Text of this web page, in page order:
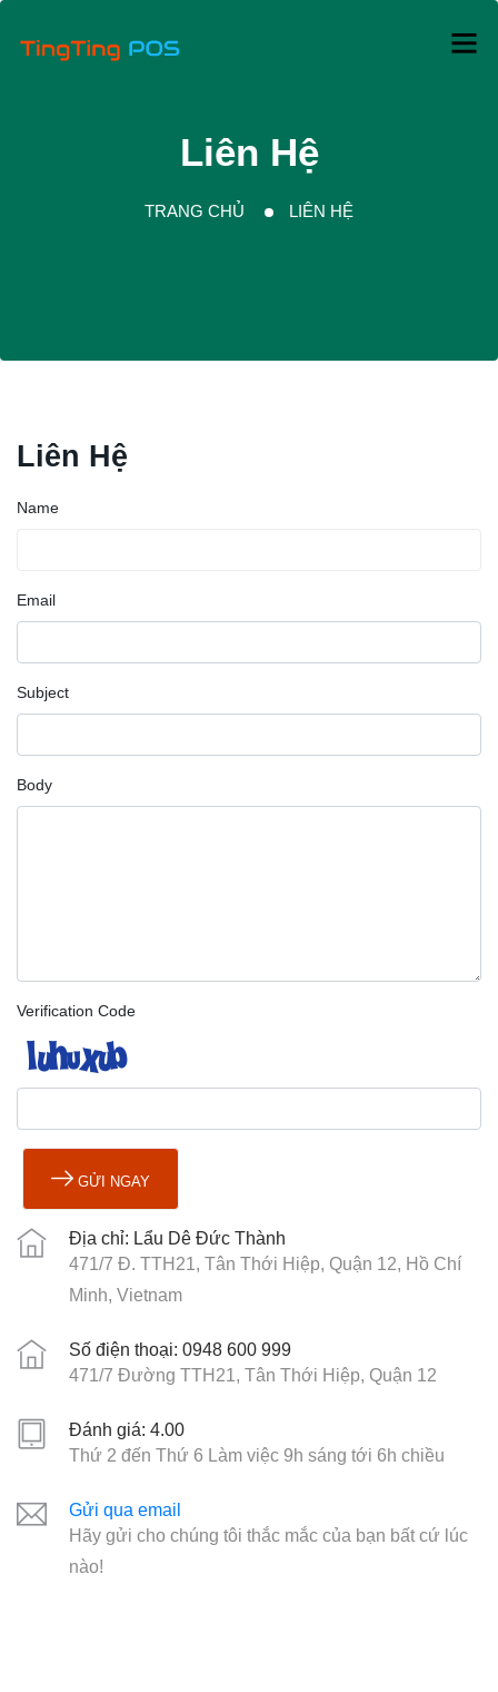
Liên Hệ
TRANG CHỦ LIÊN HỆ
Liên Hệ
Name
Email
Subject
Body
Verification Code
GỬI NGAY
Địa chỉ: Lẩu Dê Đức Thành
471/7 Đ. TTH21, Tân Thới Hiệp, Quận 12, Hồ Chí
Minh, Vietnam
Số điện thoại: 0948 600 999
471/7 Đường TTH21, Tân Thới Hiệp, Quận 12
Đánh giá: 4.00
Thứ 2 đến Thứ 6 Làm việc 9h sáng tới 6h chiều
Gửi qua email
Hãy gửi cho chúng tôi thắc mắc của bạn bất cứ lúc
nào!